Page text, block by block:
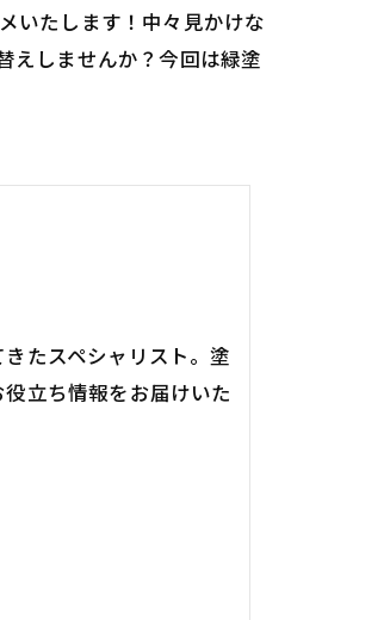
いたします！中々見かけな
えしませんか？今回は緑塗
たスペシャリスト。塗
立ち情報をお届けいた